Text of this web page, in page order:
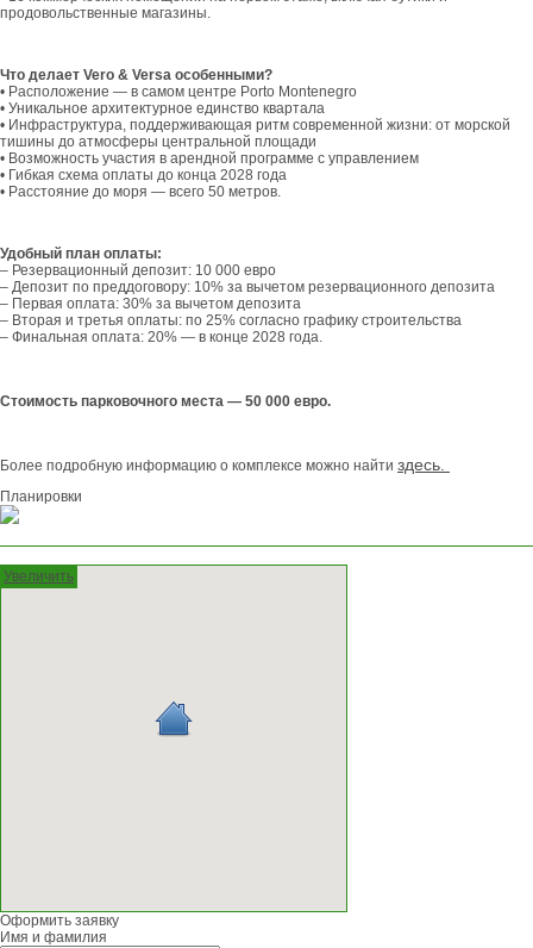
продовольственные магазины.
Что делает Vero & Versa особенными?
• Расположение — в самом центре Porto Montenegro
• Уникальное архитектурное единство квартала
• Инфраструктура, поддерживающая ритм современной жизни: от морской
тишины до атмосферы центральной площади
• Возможность участия в арендной программе с управлением
• Гибкая схема оплаты до конца 2028 года
• Расстояние до моря — всего 50 метров.
Удобный план оплаты:
– Резервационный депозит: 10 000 евро
– Депозит по преддоговору: 10% за вычетом резервационного депозита
– Первая оплата: 30% за вычетом депозита
– Вторая и третья оплаты: по 25% согласно графику строительства
– Финальная оплата: 20% — в конце 2028 года.
Стоимость парковочного места — 50 000 евро.
Более подробную информацию о комплексе можно найти здесь.
Планировки
Увеличить
Оформить заявку
Имя и фамилия